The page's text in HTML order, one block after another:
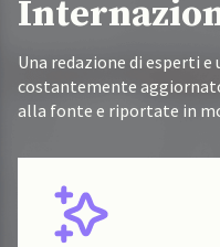
Una redazione di esperti
costantemente
alla fonte e riportate in